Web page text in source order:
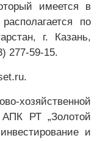
имеется в
по
г. Казань,
277-59-15.
хозяйственной
РТ „Золотой
и